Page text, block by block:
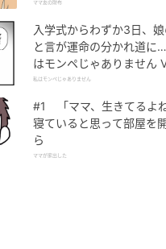
ママ友の財布
入学式からわずか3日、
と言が運命の分かれ道に
はモンペじゃありません
私はモンペじゃありません
#1 「ママ、生きてるよね
寝ていると思って部屋を
ら
ママが家出した